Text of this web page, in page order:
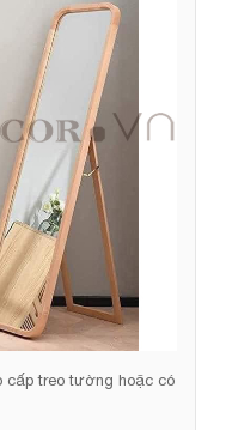
cấp treo tường hoặc có